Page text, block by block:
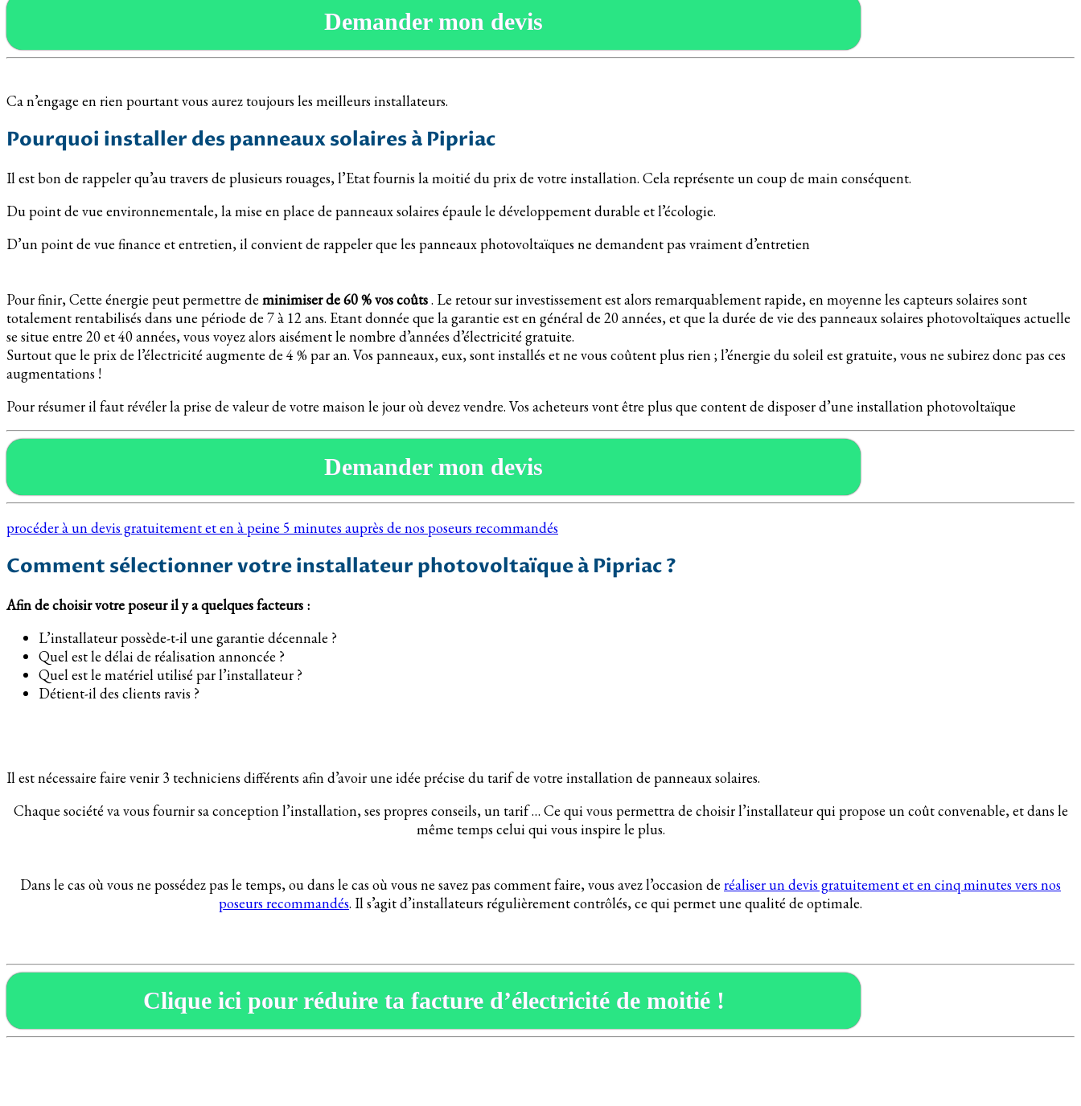
Demander mon devis
Ca n’engage en rien pourtant vous aurez toujours les meilleurs installateurs.
Pourquoi installer des panneaux solaires à Pipriac
Il est bon de rappeler qu’au travers de plusieurs rouages, l’Etat fournis la moitié du prix de votre installation. Cela représente un coup de main conséquent.
Du point de vue environnementale, la mise en place de panneaux solaires épaule le développement durable et l’écologie.
D’un point de vue finance et entretien, il convient de rappeler que les panneaux photovoltaïques ne demandent pas vraiment d’entretien
Pour finir, Cette énergie peut permettre de minimiser de 60 % vos coûts. Le retour sur investissement est alors remarquablement rapide, en moyenne les capteurs solaires sont
totalement rentabilisés dans une période de 7 à 12 ans. Etant donnée que la garantie est en général de 20 années, et que la durée de vie des panneaux solaires photovoltaïques actuelle
se situe entre 20 et 40 années, vous voyez alors aisément le nombre d’années d’électricité gratuite.
Surtout que le prix de l’électricité augmente de 4 % par an. Vos panneaux, eux, sont installés et ne vous coûtent plus rien ; l’énergie du soleil est gratuite, vous ne subirez donc pas ces
augmentations !
Pour résumer il faut révéler la prise de valeur de votre maison le jour où devez vendre. Vos acheteurs vont être plus que content de disposer d’une installation photovoltaïque
Demander mon devis
procéder à un devis gratuitement et en à peine 5 minutes auprès de nos poseurs recommandés
Comment sélectionner votre installateur photovoltaïque à Pipriac ?
Afin de choisir votre poseur il y a quelques facteurs :
L’installateur possède-t-il une garantie décennale ?
Quel est le délai de réalisation annoncée ?
Quel est le matériel utilisé par l’installateur ?
Détient-il des clients ravis ?
Il est nécessaire faire venir 3 techniciens différents afin d’avoir une idée précise du tarif de votre installation de panneaux solaires.
Chaque société va vous fournir sa conception l’installation, ses propres conseils, un tarif … Ce qui vous permettra de choisir l’installateur qui propose un coût convenable, et dans le
même temps celui qui vous inspire le plus.
Dans le cas où vous ne possédez pas le temps, ou dans le cas où vous ne savez pas comment faire, vous avez l’occasion de réaliser un devis gratuitement et en cinq minutes vers nos
poseurs recommandés. Il s’agit d’installateurs régulièrement contrôlés, ce qui permet une qualité de optimale.
Clique ici pour réduire ta facture d’électricité de moitié !